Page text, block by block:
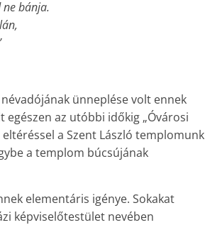
ne bánja.
ünneplése volt ennek
az utóbbi időkig „Óvárosi
a Szent László templomunk
a templom búcsújának
elementáris igénye. Sokakat
képviselőtestület nevében